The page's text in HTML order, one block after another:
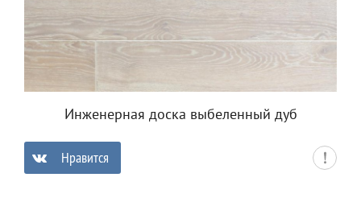
Инженерная доска выбеленный дуб
Нравится